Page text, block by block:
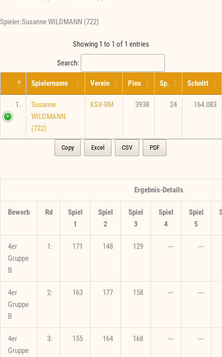
Spieler:Susanne WILDMANN (722)
Showing 1 to 1 of 1 entries
Search:
Spielername Verein Pins Sp. Schnitt
1.
Susanne
WILDMANN
(722)
KSV-BM 3938 24 164.083
Copy Excel CSV PDF
Ergebnis-Details
Bewerb Rd
Spiel
1
Spiel
2
Spiel
3
Spiel
4
Spiel
5
4er
Gruppe
B
1: 171 148 129 --- ---
4er
Gruppe
B
2: 163 177 158 --- ---
4er
Gruppe
3: 155 164 168 --- ---